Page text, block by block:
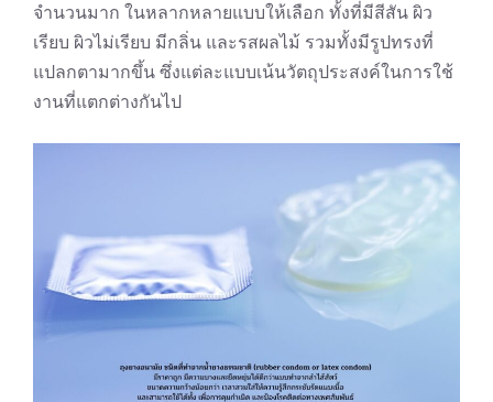
จำนวนมาก ในหลากหลายแบบให้เลือก ทั้งที่มีสีสัน ผิว
เรียบ ผิวไม่เรียบ มีกลิ่น และรสผลไม้ รวมทั้งมีรูปทรงที่
แปลกตามากขึ้น ซึ่งแต่ละแบบเน้นวัตถุประสงค์ในการใช้
งานที่แตกต่างกันไป